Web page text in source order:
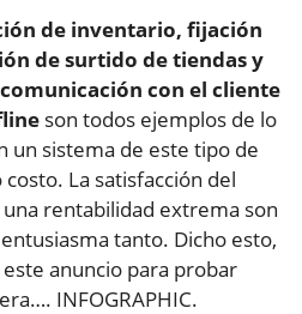
de inventario, fijación
de surtido de tiendas y
con el cliente
son todos ejemplos de lo
un sistema de este tipo de
La satisfacción del
rentabilidad extrema son
tanto. Dicho esto,
anuncio para probar
INFOGRAPHIC.